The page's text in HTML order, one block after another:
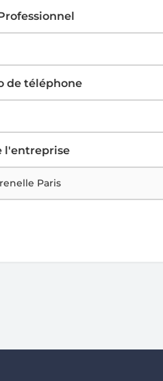
de téléphone
l'entreprise